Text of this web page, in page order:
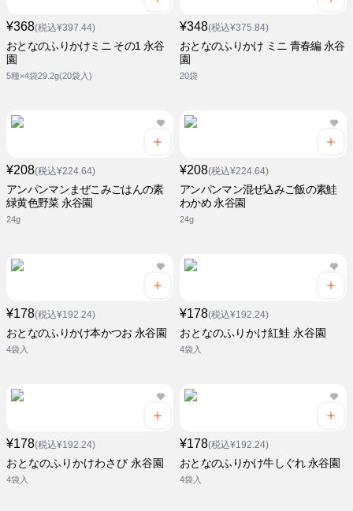
¥368(税込¥397.44)
おとなのふりかけミニ その1 永谷
園
5種×4袋29.2g(20袋入)
¥348(税込¥375.84)
おとなのふりかけ ミニ 青春編 永谷
園
20袋
¥208(税込¥224.64)
アンパンマンまぜこみごはんの素
緑黄色野菜 永谷園
24g
¥208(税込¥224.64)
アンパンマン混ぜ込みご飯の素鮭
わかめ 永谷園
24g
¥178(税込¥192.24)
おとなのふりかけ本かつお 永谷園
4袋入
¥178(税込¥192.24)
おとなのふりかけ紅鮭 永谷園
4袋入
¥178(税込¥192.24)
おとなのふりかけわさび 永谷園
4袋入
¥178(税込¥192.24)
おとなのふりかけ牛しぐれ 永谷園
4袋入